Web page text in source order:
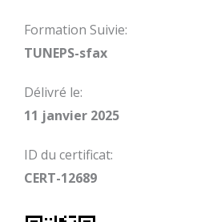
Formation Suivie:
TUNEPS-sfax
Délivré le:
11 janvier 2025
ID du certificat:
CERT-12689